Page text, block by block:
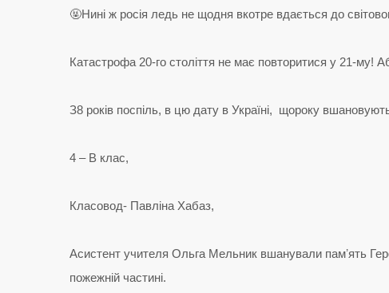
🤬Нині ж росія ледь не щодня вкотре вдається до
Катастрофа 20-го століття не має повторитися у 21-му!
З8 років поспіль, в цю дату в Україні, щороку
4 – В клас,
Класовод- Павліна Хабаз,
Асистент учителя Ольга Мельник вшанували памʼять
пожежній частині.